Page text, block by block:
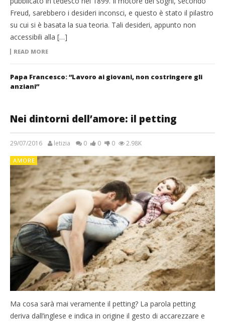
Freud, sarebbero i desideri inconsci, e questo è stato il pilastro
su cui si è basata la sua teoria. Tali desideri, appunto non
accessibili alla […]
READ MORE
Papa Francesco: “Lavoro ai giovani, non costringere gli
anziani”
Nei dintorni dell’amore: il petting
29/07/2016 letizia 0 0 0 2.98K
AMORE
Ma cosa sarà mai veramente il petting? La parola petting
deriva dall’inglese e indica in origine il gesto di accarezzare e